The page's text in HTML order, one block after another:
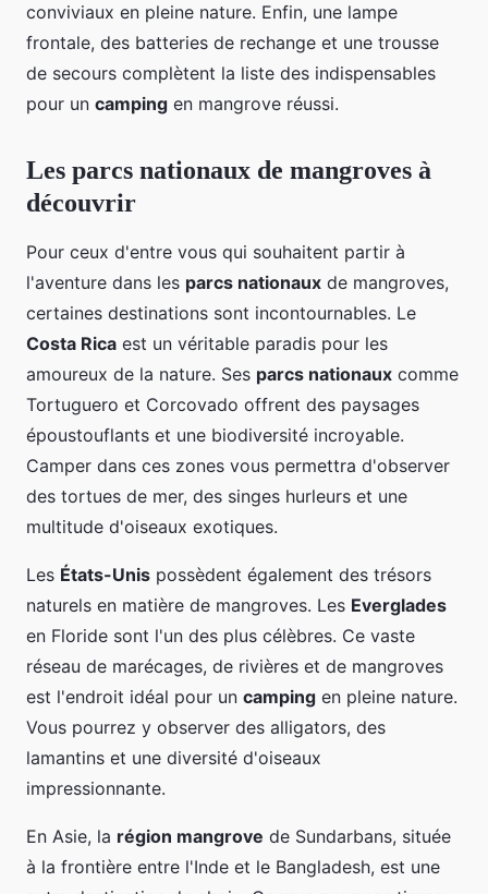
conviviaux en pleine nature. Enfin, une lampe
frontale, des batteries de rechange et une trousse
de secours complètent la liste des indispensables
pour un camping en mangrove réussi.
Les parcs nationaux de mangroves à
découvrir
Pour ceux d'entre vous qui souhaitent partir à
l'aventure dans les parcs nationaux de mangroves,
certaines destinations sont incontournables. Le
Costa Rica est un véritable paradis pour les
amoureux de la nature. Ses parcs nationaux comme
Tortuguero et Corcovado offrent des paysages
époustouflants et une biodiversité incroyable.
Camper dans ces zones vous permettra d'observer
des tortues de mer, des singes hurleurs et une
multitude d'oiseaux exotiques.
Les États-Unis possèdent également des trésors
naturels en matière de mangroves. Les Everglades
en Floride sont l'un des plus célèbres. Ce vaste
réseau de marécages, de rivières et de mangroves
est l'endroit idéal pour un camping en pleine nature.
Vous pourrez y observer des alligators, des
lamantins et une diversité d'oiseaux
impressionnante.
En Asie, la région mangrove de Sundarbans, située
à la frontière entre l'Inde et le Bangladesh, est une